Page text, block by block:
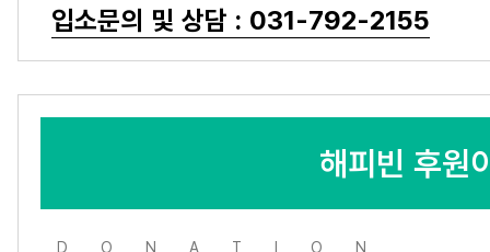
입소문의 및 상담 : 031-792-2155
해피빈 후원
DONATION